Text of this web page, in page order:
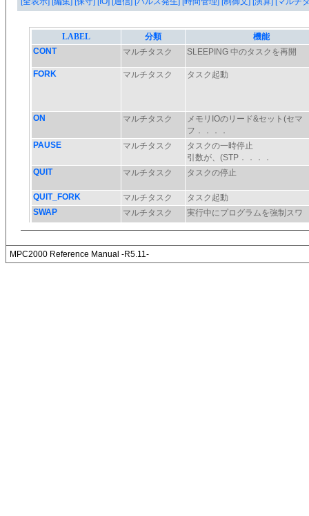
MPC2000 Reference Manual -R5.11-